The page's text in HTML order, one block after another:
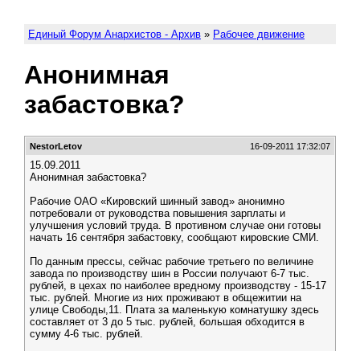
Единый Форум Анархистов - Архив » Рабочее движение
Анонимная
забастовка?
NestorLetov 16-09-2011 17:32:07
15.09.2011
Анонимная забастовка?
Рабочие ОАО «Кировский шинный завод» анонимно
потребовали от руководства повышения зарплаты и
улучшения условий труда. В противном случае они готовы
начать 16 сентября забастовку, сообщают кировские СМИ.
По данным прессы, сейчас рабочие третьего по величине
завода по производству шин в России получают 6-7 тыс.
рублей, в цехах по наиболее вредному производству - 15-17
тыс. рублей. Многие из них проживают в общежитии на
улице Свободы,11. Плата за маленькую комнатушку здесь
составляет от 3 до 5 тыс. рублей, большая обходится в
сумму 4-6 тыс. рублей.